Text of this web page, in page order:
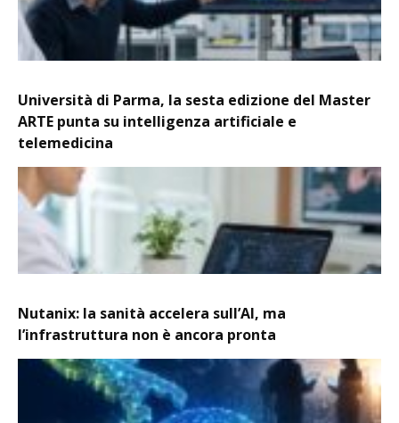
Università di Parma, la sesta edizione del Master
ARTE punta su intelligenza artificiale e
telemedicina
Nutanix: la sanità accelera sull’AI, ma
l’infrastruttura non è ancora pronta